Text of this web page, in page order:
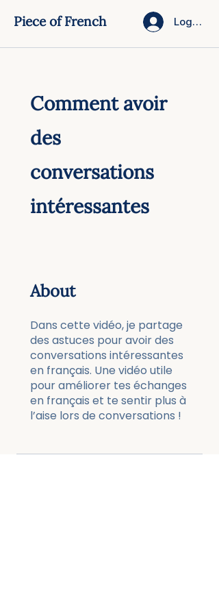
Piece of French Log In
Comment avoir
des
conversations
intéressantes
About
Dans cette vidéo, je partage
des astuces pour avoir des
conversations intéressantes
en français. Une vidéo utile
pour améliorer tes échanges
en français et te sentir plus à
l’aise lors de conversations !